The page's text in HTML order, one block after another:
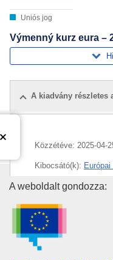
Uniós jog
Výmenný kurz eura –
A kiadvány részletes
Közzétéve: 2025-04-
Kibocsátó(k):
Témakör:euro,pénz
CELEX : C/2025/01960
ELI :C/2025/1960/oj
OJ : C_202501960
Az Európai
A weboldalt gondozza: